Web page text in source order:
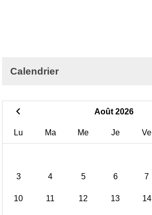
Calendrier
Août 2026
Lu Ma Me Je Ve
3 4 5 6 7
10 11 12 13 14